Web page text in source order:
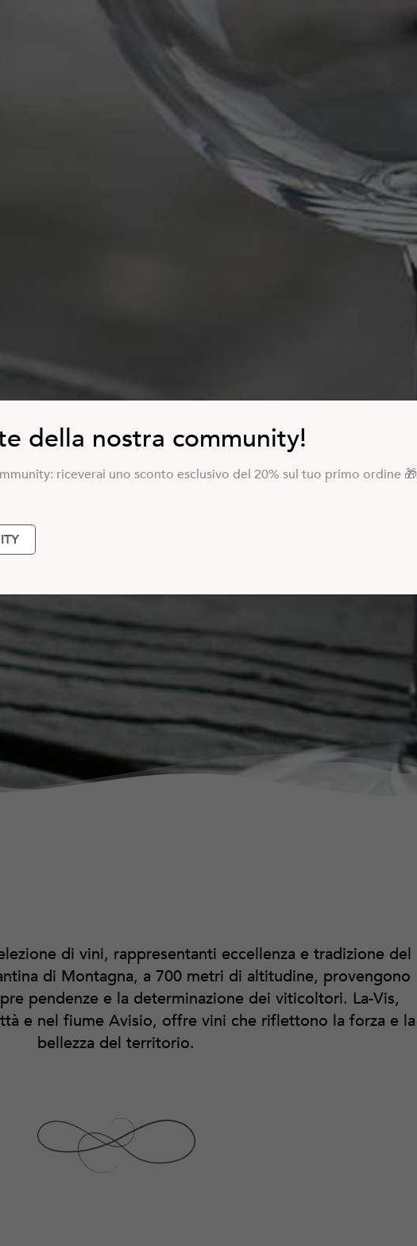
di vini, rappresentanti eccellenza e tradizione del
di Montagna, a 700 metri di altitudine, provengono
pendenze e la determinazione dei viticoltori. La-Vis,
e nel fiume Avisio, offre vini che riflettono la forza e la
bellezza del territorio.
della nostra community!
riceverai uno sconto esclusivo del 20% sul tuo primo ordine 🎁